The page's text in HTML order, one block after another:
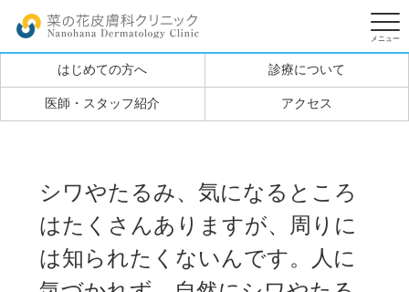
はじめての方へ 診療について
医師・スタッフ紹介 アクセス
シワやたるみ、気になるところ
はたくさんありますが、周りに
は知られたくないんです。人に